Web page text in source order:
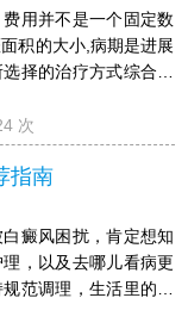
起大落，心里放宽松
夜另外，哪怕白斑看
生嘱咐的时间回院复
用并不是一个固定数
积的大小,病期是进展
择的治疗方式综合来
情况则耗费会更高一
设备和诊疗方案细致
患者在生活中要特别
食物，保持平稳的情
偏方，以免加重皮损
际情况在线了解，
次
指南
癜风困扰，肯定想知
，以及去哪儿看病更
范调理，生活里的细